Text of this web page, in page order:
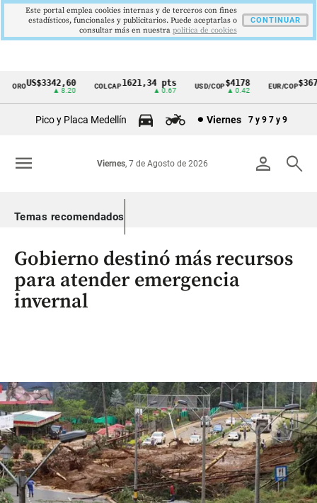
Cintillo
Colombia
OROUS$3342,60
▲ 8.20
COLCAP1621,34 pts
▲ 0.67
USD/COP$4178
▲ 0.42
EUR/COP$3672
Pico y Placa Medellín Viernes 7 y 9 7 y 9
person search
Viernes, 7 de Agosto de 2026
menu
Temas recomendados
Gobierno destinó más recursos
para atender emergencia
invernal
Este portal emplea cookies internas y de terceros con fines
estadísticos, funcionales y publicitarios. Puede aceptarlas o
consultar más en nuestra politica de cookies
CONTINUAR